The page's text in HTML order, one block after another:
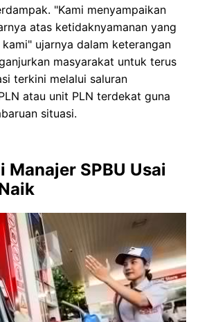
"Kami menyampaikan
atas ketidaknyamanan yang
ujarnya dalam keterangan
masyarakat untuk terus
terkini melalui saluran
atau unit PLN terdekat guna
situasi.
Manajer SPBU Usai